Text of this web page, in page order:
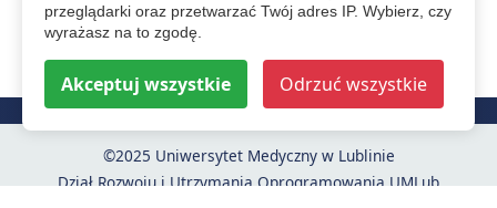
więcej relacji
©2025 Uniwersytet Medyczny w Lublinie
Dział Rozwoju i Utrzymania Oprogramowania UMLub
przeglądarki oraz przetwarzać Twój adres IP. Wybierz, czy
wyrażasz na to zgodę.
Akceptuj wszystkie Odrzuć wszystkie